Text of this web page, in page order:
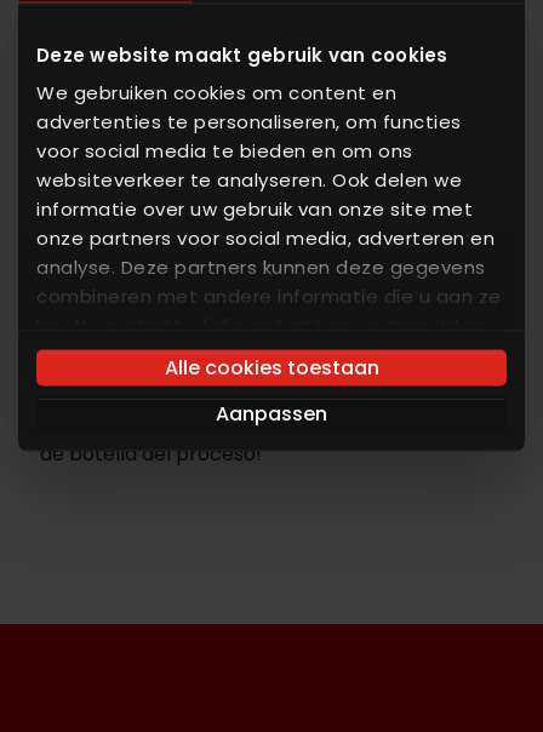
Deze website maakt gebruik van cookies
We gebruiken cookies om content en
advertenties te personaliseren, om functies
voor social media te bieden en om ons
websiteverkeer te analyseren. Ook delen we
informatie over uw gebruik van onze site met
onze partners voor social media, adverteren en
analyse. Deze partners kunnen deze gegevens
combineren met andere informatie die u aan ze
basis van uw gebruik van hun services. U gaat
akkoord met onze cookies als u onze website
Alle cookies toestaan
Aanpassen
Software ALFRA
dose&weigh
El software incorporado ALFRA dose&weigh
utiliza los datos de uso para la dosificación inicial
y después ajusta dinámicamente el caudal fino,
logrando hasta un 20 % más de caudal incluso
en materiales con características de flujo
ahorrar en materias primas y los tiempos de los
lotes son más cortos y predecibles. ¡La
dosificación de los materiales ya no es el cuello
de botella del proceso!